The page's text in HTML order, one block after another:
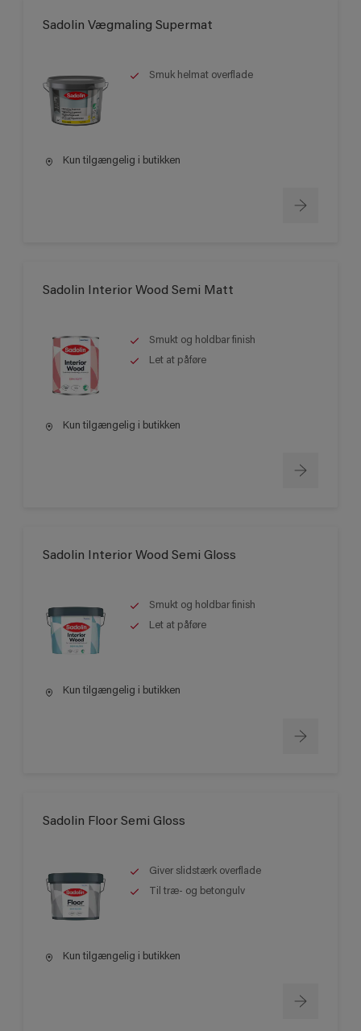
Sadolin Vægmaling Supermat
Smuk helmat overflade
Kun tilgængelig i butikken
Sadolin Interior Wood Semi Matt
Smukt og holdbar finish
Let at påføre
Kun tilgængelig i butikken
Sadolin Interior Wood Semi Gloss
Smukt og holdbar finish
Let at påføre
Kun tilgængelig i butikken
Sadolin Floor Semi Gloss
Giver slidstærk overflade
Til træ- og betongulv
Kun tilgængelig i butikken